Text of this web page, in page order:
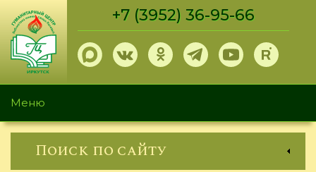
Перейти
основному
содержанию
+7 (3952) 36-95-66
Меню
Поиск по сайту